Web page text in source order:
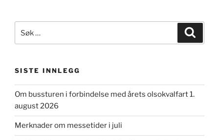
etter:
SISTE INNLEGG
Om bussturen i forbindelse med årets olsokvalfart 1.
august 2026
Merknader om messetider i juli